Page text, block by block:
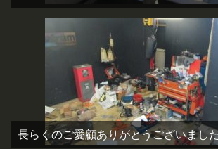
長らくのご愛顧ありがとうございまし